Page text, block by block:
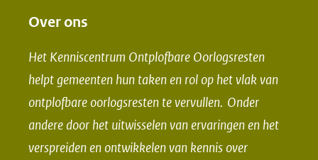
o
p
F
a
c
o
p
L
i
n
Over ons
Het Kenniscentrum Ontplofbare Oorlogsresten
helpt gemeenten hun taken en rol op het vlak van
ontplofbare oorlogsresten te vervullen. Onder
andere door het uitwisselen van ervaringen en het
verspreiden en ontwikkelen van kennis over